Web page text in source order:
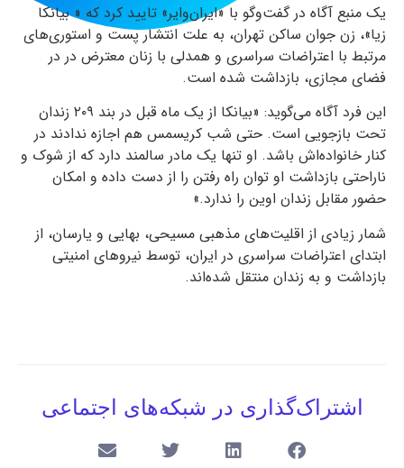
یک منبع آگاه در گفت‌وگو با «ایران‌وایر» تایید کرد که « بیانکا
زیا»، زن جوان ساکن تهران، به علت انتشار پست و استوری‌های
مرتبط با اعتراضات سراسری و همدلی با زنان معترض در در
فضای مجازی، بازداشت شده است.
این فرد آگاه می‌گوید: «بیانکا از یک ماه قبل در بند ۲۰۹ زندان
تحت بازجویی است. حتی شب کریسمس هم اجازه ندادند در
کنار خانواده‌اش باشد. او تنها یک مادر سالمند دارد که از شوک و
ناراحتی بازداشت او توان راه رفتن را از دست داده و امکان
حضور مقابل زندان اوین را ندارد.»
شمار زیادی از اقلیت‌های مذهبی مسیحی، بهایی و یارسان، از
ابتدای اعتراضات سراسری در ایران، توسط نیروهای امنیتی
بازداشت و به زندان منتقل شده‌اند.
اشتراک‌گذاری در شبکه‌های اجتماعی